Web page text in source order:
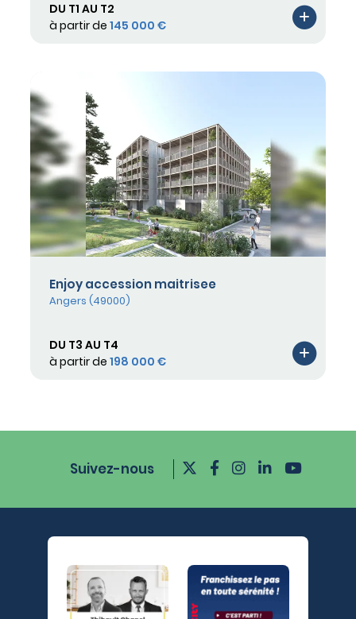
DU T1 AU T2
à partir de 145 000 €
Enjoy accession maitrisee
Angers (49000)
DU T3 AU T4
à partir de 198 000 €
Suivez-nous